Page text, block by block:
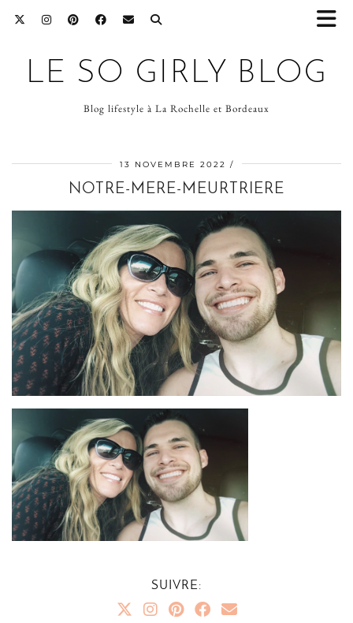
LE SO GIRLY BLOG
Blog lifestyle à La Rochelle et Bordeaux
13 NOVEMBRE 2022
NOTRE-MERE-MEURTRIERE
SUIVRE: